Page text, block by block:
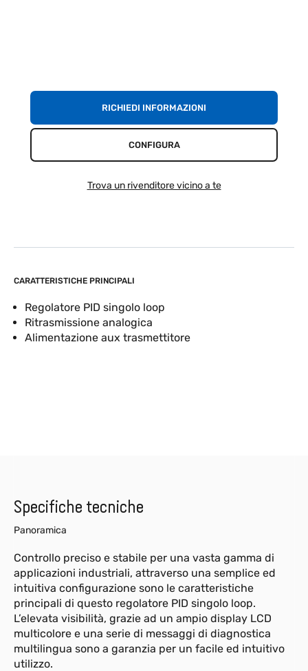
CARATTERISTICHE PRINCIPALI
Regolatore PID singolo loop
Ritrasmissione analogica
Alimentazione aux trasmettitore
RICHIEDI INFORMAZIONI
CONFIGURA
Trova un rivenditore vicino a te
Specifiche tecniche
Panoramica
Controllo preciso e stabile per una vasta gamma di
applicazioni industriali, attraverso una semplice ed
intuitiva configurazione sono le caratteristiche
principali di questo regolatore PID singolo loop.
L’elevata visibilità, grazie ad un ampio display LCD
multicolore e una serie di messaggi di diagnostica
multilingua sono a garanzia per un facile ed intuitivo
utilizzo.